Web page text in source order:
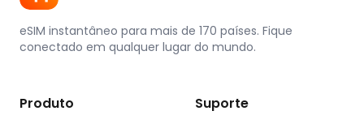
eSIM instantâneo para mais de 170 países. Fique
conectado em qualquer lugar do mundo.
Produto Suporte